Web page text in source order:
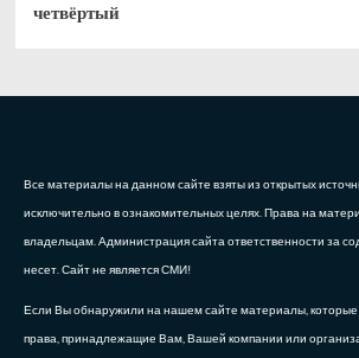
четвёртый
Все материалы на данном сайте взяты из открытых
исключительно в ознакомительных целях. Права на
владельцам. Администрация сайта ответственности за
несет. Сайт не является СМИ!
Если Вы обнаружили на нашем сайте материалы,
права, принадлежащие Вам, Вашей компании или